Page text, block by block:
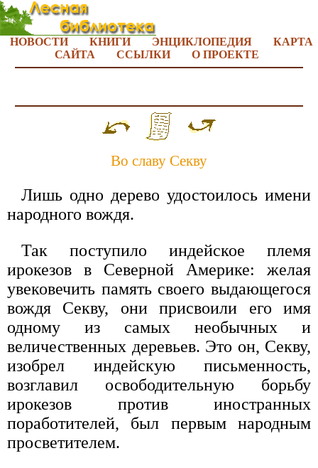
НОВОСТИ КНИГИ ЭНЦИКЛОПЕДИЯ
КАРТА
САЙТА
ССЫЛКИ О ПРОЕКТЕ
Во славу Секву
Лишь одно дерево удостоилось имени
народного вождя.
Так поступило индейское племя
ирокезов в Северной Америке: желая
увековечить память своего выдающегося
вождя Секву, они присвоили его имя
одному из самых необычных и
величественных деревьев. Это он, Секву,
изобрел индейскую письменность,
возглавил освободительную борьбу
ирокезов против иностранных
поработителей, был первым народным
просветителем.